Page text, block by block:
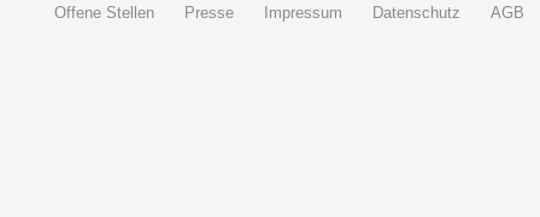
Offene Stellen Presse Impressum Datenschutz AGB